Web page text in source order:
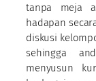
tanpa meja
hadapan
diskusi
sehingga
menyusun